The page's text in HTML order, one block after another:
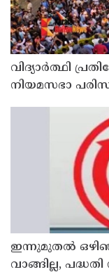
വിദ്യാര്‍ത്ഥി
നിയമസഭാ
ഇന്നുമുതല്‍
വാങ്ങില്ല,